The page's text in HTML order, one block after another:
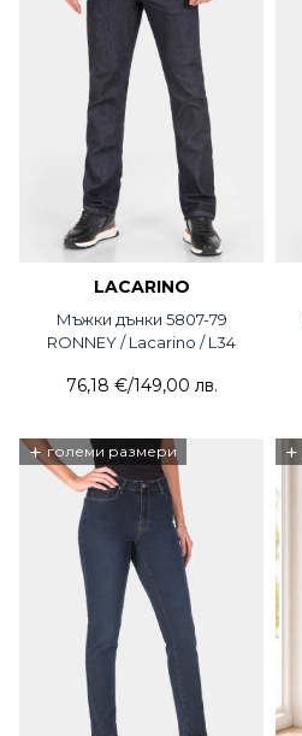
LACARINO
Мъжки дънки 5807-79
RONNEY / Lacarino / L34
76,18 €/149,00 лв.
+ големи размери +